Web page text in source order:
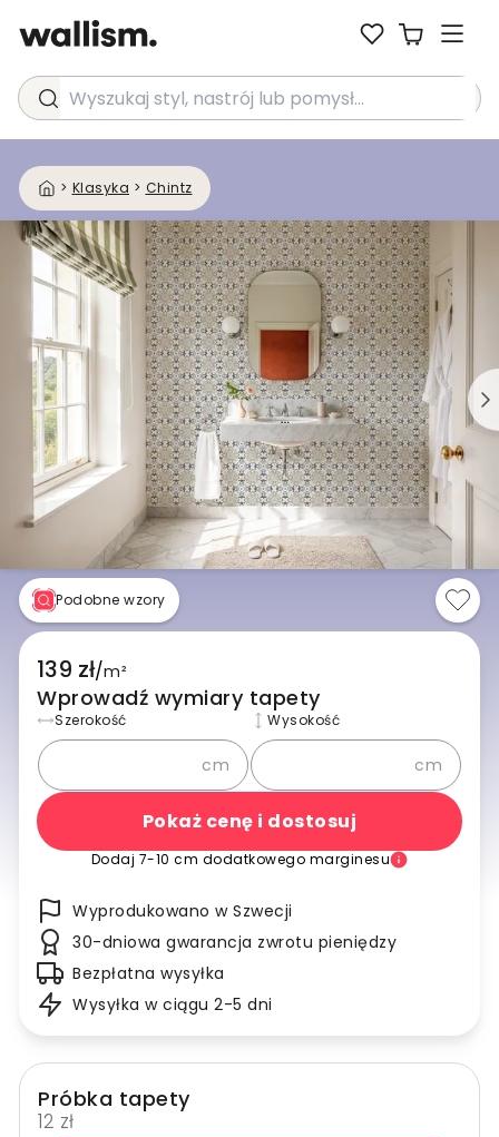
Wyszukaj styl, nastrój lub pomysł...
> Klasyka > Chintz
Podobne wzory
139 zł/m²
Wprowadź wymiary tapety
Szerokość
cm
Wysokość
cm
Pokaż cenę i dostosuj
Dodaj 7-10 cm dodatkowego marginesu
Wyprodukowano w Szwecji
30-dniowa gwarancja zwrotu pieniędzy
Bezpłatna wysyłka
Wysyłka w ciągu 2-5 dni
Próbka tapety
12 zł